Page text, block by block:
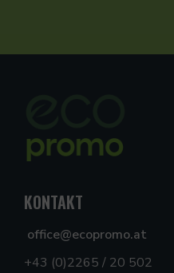
KONTAKT
office@ecopromo.at
+43 (0)2265 / 20 502